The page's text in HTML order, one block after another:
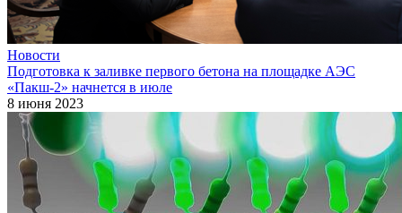
Новости
Подготовка к заливке первого бетона на площадке АЭС
«Пакш‑2» начнется в июле
8 июня 2023